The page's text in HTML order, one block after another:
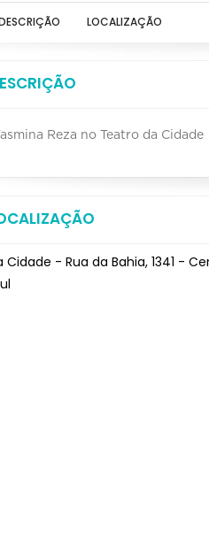
LOCALIZAÇÃO
Reza no Teatro da Cidade
Cidade - Rua da Bahia, 1341 -